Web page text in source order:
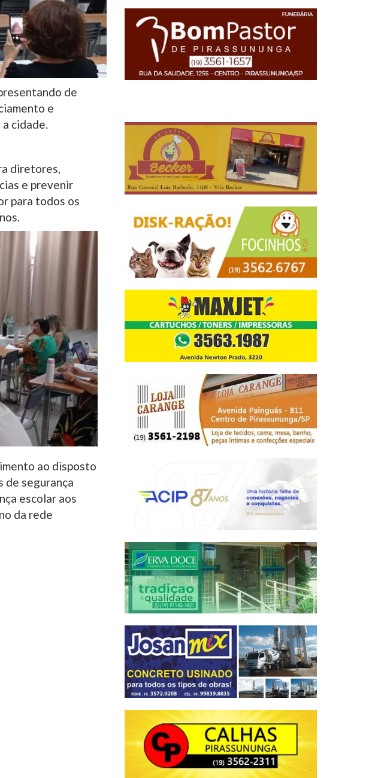
de
e
cidade.
diretores,
e prevenir
para todos os
ao disposto
de segurança
escolar aos
da rede